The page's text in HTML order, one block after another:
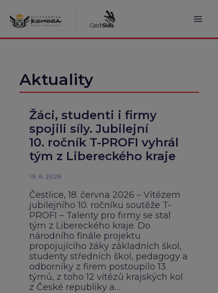
obsah
Aktuality
Žáci, studenti i firmy
spojili síly. Jubilejní
10. ročník T-PROFI vyhrál
tým z Libereckého kraje
19. 6. 2026
Čestlice, 18. června 2026 – Vítězem
jubilejního 10. ročníku soutěže T-
PROFI – Talenty pro firmy se stal
tým z Libereckého kraje. Do
národního finále projektu
propojujícího žáky základních škol,
studenty středních škol, pedagogy a
odborníky z firem postoupilo 13
týmů, z toho 12 vítězů krajských kol
z České republiky a…